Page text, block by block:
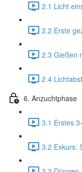
2.1 Licht
2.2 Erste
2.3 Gießen
2.4
6. Anzuchtphase
3.1 Erstes
3.2 Exkurs: